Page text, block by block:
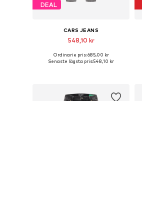
DEAL
CARS JEANS
548,10 kr
Tillgänglig i många storlekar
Ordinarie pris: 685,00 kr
Senaste lägsta pris:548,10 kr